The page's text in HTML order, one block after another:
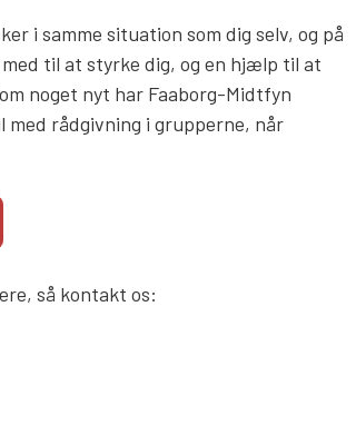
i samme situation som dig selv, og på
til at styrke dig, og en hjælp til at
noget nyt har Faaborg-Midtfyn
rådgivning i grupperne, når
så kontakt os: